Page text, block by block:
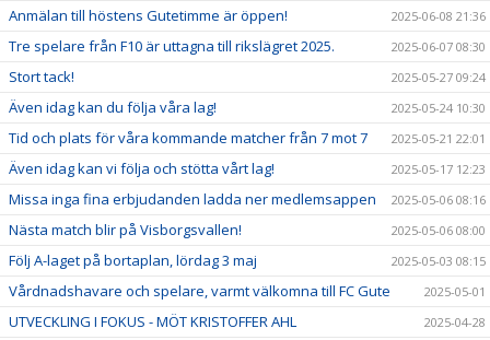
Anmälan till höstens Gutetimme är öppen! 2025-06-08 21:36
Tre spelare från F10 är uttagna till rikslägret 2025. 2025-06-07 08:30
Stort tack! 2025-05-27 09:24
Även idag kan du följa våra lag! 2025-05-24 10:30
Tid och plats för våra kommande matcher från 7 mot 7 2025-05-21 22:01
Även idag kan vi följa och stötta vårt lag! 2025-05-17 12:23
Missa inga fina erbjudanden ladda ner medlemsappen 2025-05-06 08:16
Nästa match blir på Visborgsvallen! 2025-05-06 08:00
Följ A-laget på bortaplan, lördag 3 maj 2025-05-03 08:15
Vårdnadshavare och spelare, varmt välkomna till FC Gute 2025-05-01
UTVECKLING I FOKUS - MÖT KRISTOFFER AHL 2025-04-28